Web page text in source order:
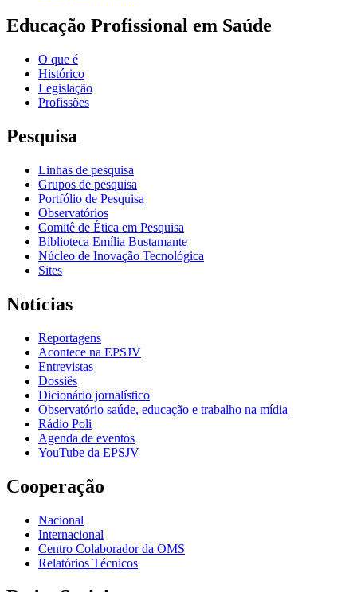
Educação Profissional em Saúde
O que é
Histórico
Legislação
Profissões
Pesquisa
Linhas de pesquisa
Grupos de pesquisa
Portfólio de Pesquisa
Observatórios
Comitê de Ética em Pesquisa
Biblioteca Emília Bustamante
Núcleo de Inovação Tecnológica
Sites
Notícias
Reportagens
Acontece na EPSJV
Entrevistas
Dossiês
Dicionário jornalístico
Observatório saúde, educação e trabalho na mídia
Rádio Poli
Agenda de eventos
YouTube da EPSJV
Cooperação
Nacional
Internacional
Centro Colaborador da OMS
Relatórios Técnicos